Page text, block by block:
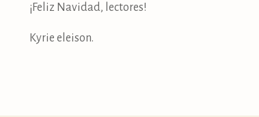
¡Feliz Navidad, lectores!
Kyrie eleison.